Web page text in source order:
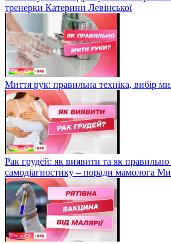
тренерки Катерини Левінської
Миття рук: правильна техніка, вибір
Рак грудей: як виявити та як
самодіагностику – поради мамолога